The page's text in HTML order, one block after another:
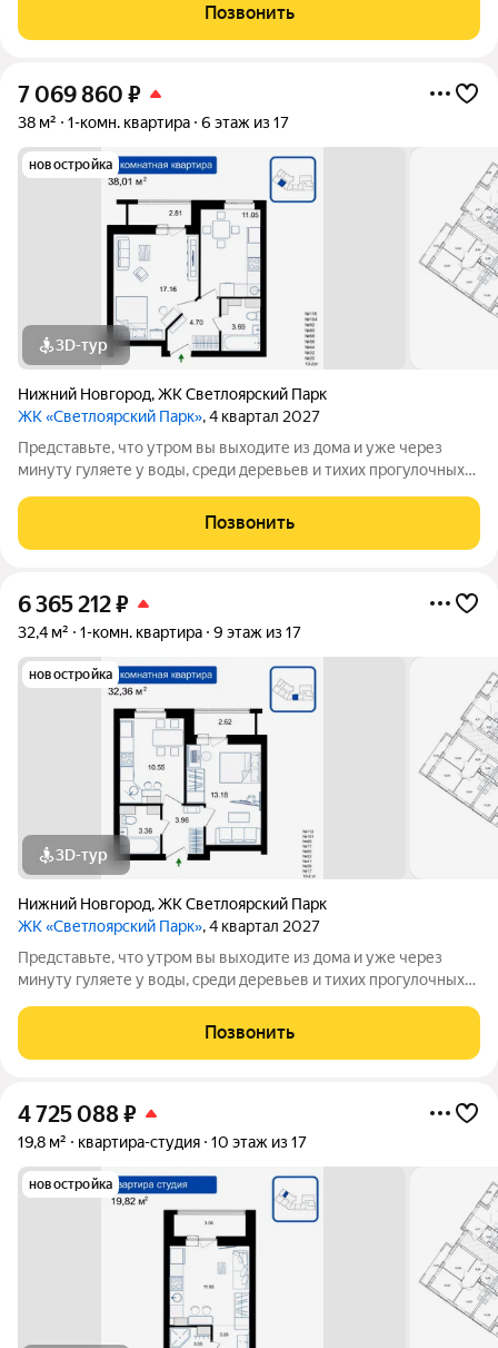
рядом с одним из самых живописных мест Сормовского
района Нижнего Новгорода
Позвонить
7 069 860 ₽
38 м² 1-комн. квартира 6 этаж из 17
новостройка
3D-тур
Нижний Новгород,ЖК Светлоярский Парк
ЖК «Светлоярский Парк», 4 квартал 2027
Представьте, что утром вы выходите из дома и уже через
минуту гуляете у воды, среди деревьев и тихих прогулочных
рядом с одним из самых живописных мест Сормовского
района Нижнего Новгорода
Позвонить
6 365 212₽
32,4 м² 1-комн. квартира 9 этаж из 17
новостройка
3D-тур
Нижний Новгород,ЖК Светлоярский Парк
ЖК «Светлоярский Парк», 4 квартал 2027
Представьте, что утром вы выходите из дома и уже через
минуту гуляете у воды, среди деревьев и тихих прогулочных
рядом с одним из самых живописных мест Сормовского
района Нижнего Новгорода
Позвонить
4 725 088₽
19,8 м² квартира-студия 10 этаж из 17
новостройка